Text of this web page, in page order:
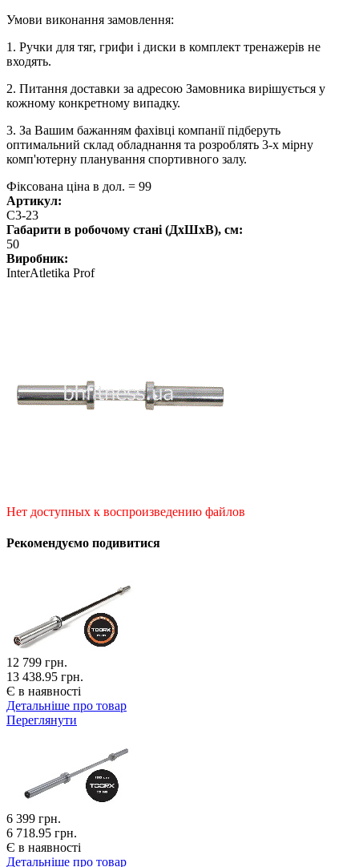
Умови виконання замовлення:
1. Ручки для тяг, грифи і диски в комплект тренажерів не
входять.
2. Питання доставки за адресою Замовника вирішується у
кожному конкретному випадку.
3. За Вашим бажанням фахівці компанії підберуть
оптимальний склад обладнання та розроблять 3-х мірну
комп'ютерну планування спортивного залу.
Фіксована ціна в дол. = 99
Артикул:
С3-23
Габарити в робочому стані (ДхШхВ), см:
50
Виробник:
InterAtletika Prof
Нет доступных к воспроизведению файлов
Рекомендуємо подивитися
12 799 грн.
13 438.95 грн.
Є в наявності
Детальніше про товар
Переглянути
6 399 грн.
6 718.95 грн.
Є в наявності
Детальніше про товар